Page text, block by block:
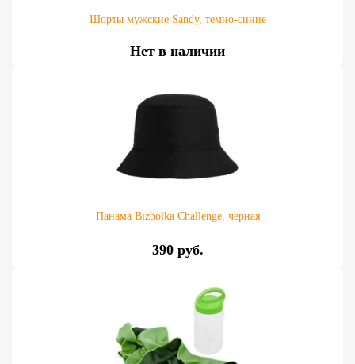
Шорты мужские Sandy, темно-синие
Нет в наличии
Панама Bizbolka Challenge, черная
390 руб.